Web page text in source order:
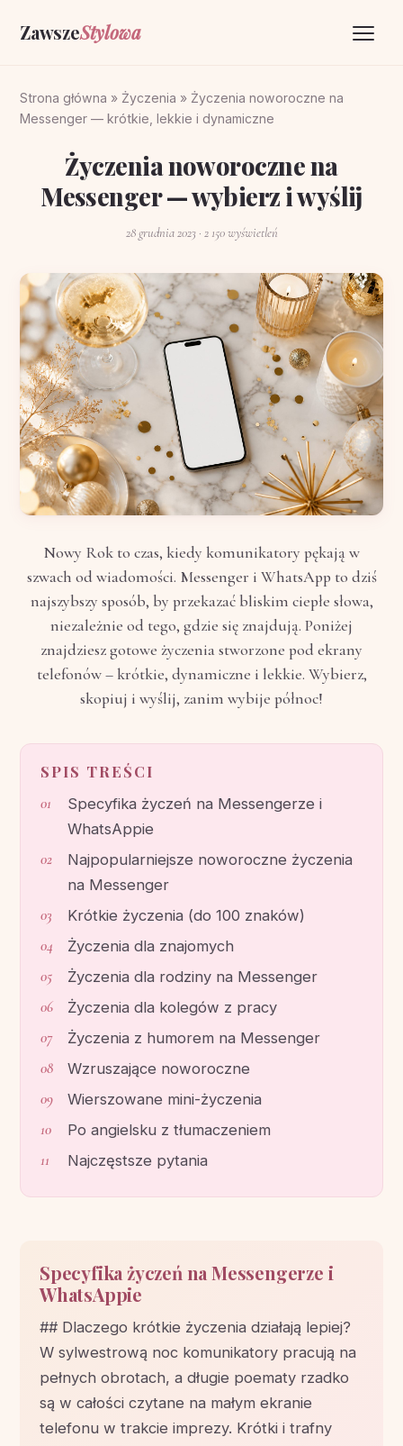
ZawszeStylowa
Życzenia
O portalu
Kontakt
Strona główna » Życzenia » Życzenia noworoczne na
Messenger — krótkie, lekkie i dynamiczne
Życzenia noworoczne na
Messenger — wybierz i wyślij
28 grudnia 2023· 2 150 wyświetleń
Nowy Rok to czas, kiedy komunikatory pękają w
szwach od wiadomości. Messenger i WhatsApp to dziś
najszybszy sposób, by przekazać bliskim ciepłe słowa,
niezależnie od tego, gdzie się znajdują. Poniżej
znajdziesz gotowe życzenia stworzone pod ekrany
telefonów – krótkie, dynamiczne i lekkie. Wybierz,
skopiuj i wyślij, zanim wybije północ!
SPIS TREŚCI
Specyfika życzeń na Messengerze i
WhatsAppie
Najpopularniejsze noworoczne życzenia
na Messenger
Krótkie życzenia (do 100 znaków)
Życzenia dla znajomych
Życzenia dla rodziny na Messenger
Życzenia dla kolegów z pracy
Życzenia z humorem na Messenger
Wzruszające noworoczne
Wierszowane mini-życzenia
Po angielsku z tłumaczeniem
Najczęstsze pytania
Specyfika życzeń na Messengerze i
WhatsAppie
## Dlaczego krótkie życzenia działają lepiej?
W sylwestrową noc komunikatory pracują na
pełnych obrotach, a długie poematy rzadko
są w całości czytane na małym ekranie
telefonu w trakcie imprezy. Krótki i trafny